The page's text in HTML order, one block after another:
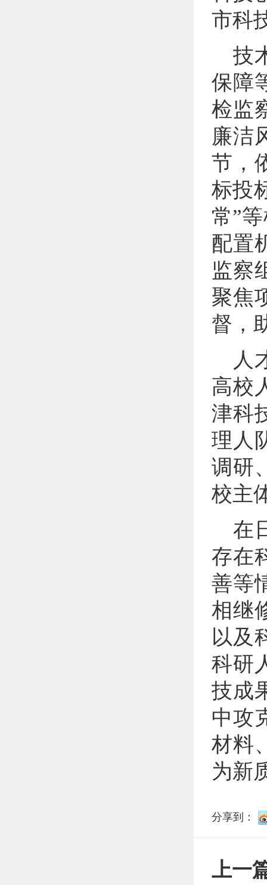
市科
技
保障
检监
廉洁
节，
标投
常”
配置
监察
聚焦
督，
人
高校
津科
理人
调研
校主
在
存在
善等
相继
以及
科研
技成
中攻
材料
为新
分享到：
上一